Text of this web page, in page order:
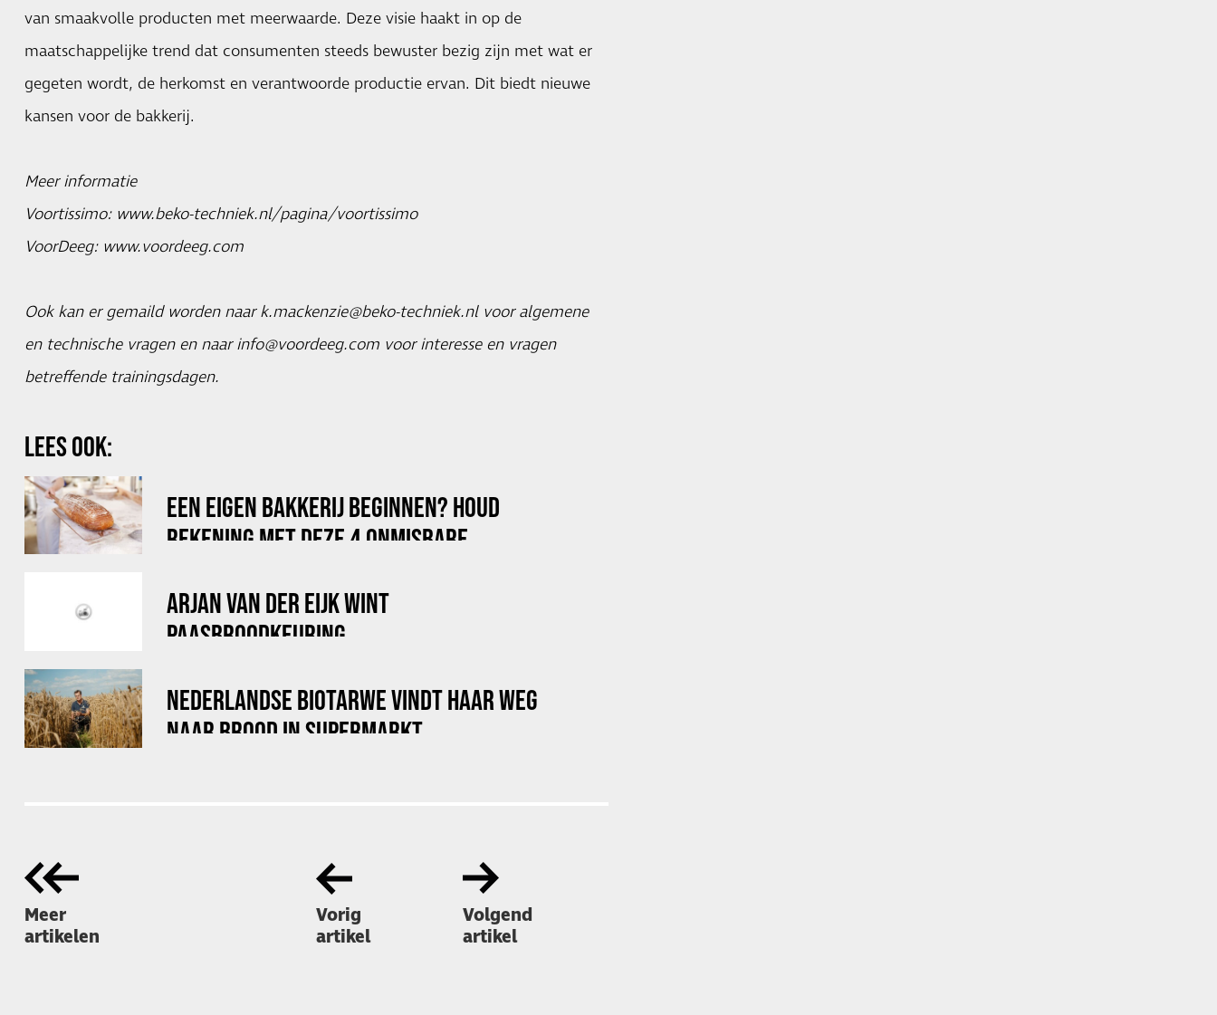
van smaakvolle producten met meerwaarde. Deze visie haakt in op de
maatschappelijke trend dat consumenten steeds bewuster bezig zijn met wat er
gegeten wordt, de herkomst en verantwoorde productie ervan. Dit biedt nieuwe
kansen voor de bakkerij.
Meer informatie
Voortissimo: www.beko-techniek.nl/pagina/voortissimo
VoorDeeg: www.voordeeg.com
Ook kan er gemaild worden naark.mackenzie@beko-techniek.nl voor algemene
en technische vragen en naarinfo@voordeeg.com voor interesse en vragen
betreffende trainingsdagen.
LEES OOK:
EEN EIGEN BAKKERIJ BEGINNEN? HOUD
REKENING MET DEZE 4 ONMISBARE
ARJAN VAN DER EIJK WINT
PAASBROODKEURING
NEDERLANDSE BIOTARWE VINDT HAAR WEG
NAAR BROOD IN SUPERMARKT
Meer
artikelen
Vorig
artikel
Volgend
artikel